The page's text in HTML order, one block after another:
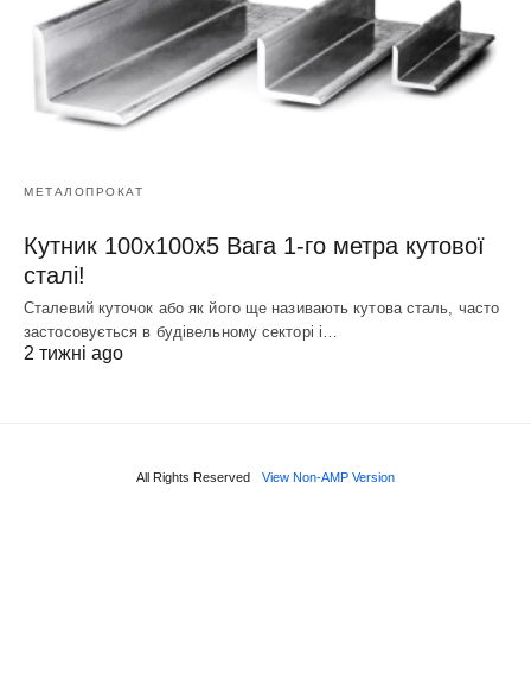
МЕТАЛОПРОКАТ
Кутник 100х100х5 Вага 1-го метра кутової
сталі!
Сталевий куточок або як його ще називають кутова сталь, часто
застосовується в будівельному секторі і…
2 тижні ago
All Rights Reserved View Non-AMP Version